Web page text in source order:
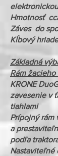
Hmotnosť
Záves do
Kĺbový
Základná
Rám žacieho
KRONE
zavesenie v
tiahlami
Prípojný rám
a
podľa
Nastaviteľné